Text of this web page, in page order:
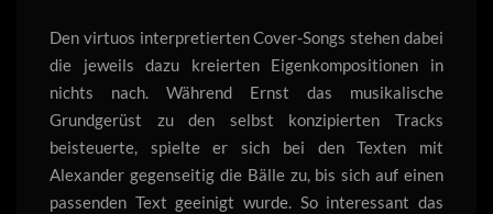
Den virtuos interpretierten Cover-Songs stehen dabei
die jeweils dazu kreierten Eigenkompositionen in
nichts nach. Während Ernst das musikalische
Grundgerüst zu den selbst konzipierten Tracks
beisteuerte, spielte er sich bei den Texten mit
Alexander gegenseitig die Bälle zu, bis sich auf einen
passenden Text geeinigt wurde. So interessant das